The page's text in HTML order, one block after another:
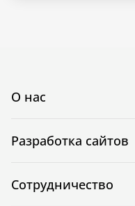
О нас
Разработка сайтов
Сотрудничество